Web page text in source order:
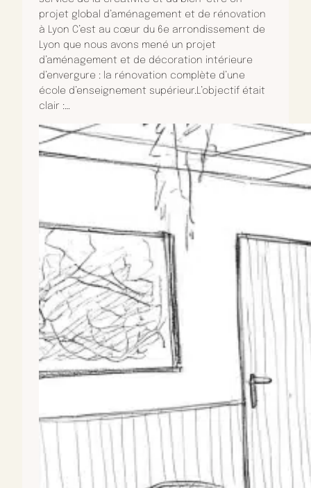
projet global d’aménagement et de rénovation
à Lyon C’est au cœur du 6e arrondissement de
Lyon que nous avons mené un projet
d’aménagement et de décoration intérieure
d’envergure : la rénovation complète d’une
école d’enseignement supérieur.L’objectif était
clair :…